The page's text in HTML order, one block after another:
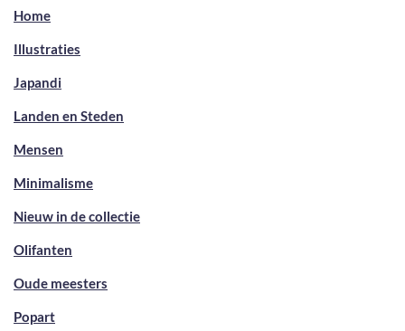
Home
Illustraties
Japandi
Landen en Steden
Mensen
Minimalisme
Nieuw in de collectie
Olifanten
Oude meesters
Popart